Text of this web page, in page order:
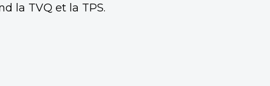
la TVQ et la TPS.